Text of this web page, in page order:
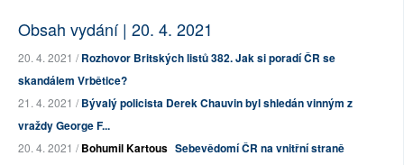
Obsah vydání | 20. 4. 2021
20. 4. 2021 /Rozhovor Britských listů 382. Jak si poradí ČR se
skandálem Vrbětice?
21. 4. 2021 /Bývalý policista Derek Chauvin byl shledán vinným z
vraždy George F...
20. 4. 2021 /Bohumil Kartous Sebevědomí ČR na vnitřní straně